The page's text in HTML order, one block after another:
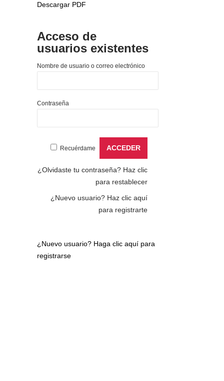
Descargar PDF
Acceso de
usuarios existentes
Nombre de usuario o correo electrónico
Contraseña
Recuérdame
¿Olvidaste tu contraseña? Haz clic
para restablecer
¿Nuevo usuario? Haz clic aquí
para registrarte
¿Nuevo usuario? Haga clic aquí para
registrarse